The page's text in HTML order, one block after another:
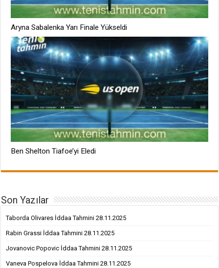
Aryna Sabalenka Yarı Finale Yükseldi
Ben Shelton Tiafoe’yi Eledi
Son Yazılar
Taborda Olivares İddaa Tahmini 28.11.2025
Rabin Grassi İddaa Tahmini 28.11.2025
Jovanovic Popovic İddaa Tahmini 28.11.2025
Vaneva Pospelova İddaa Tahmini 28.11.2025